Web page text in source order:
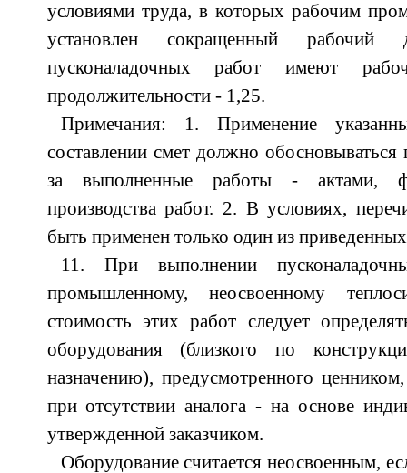
условиями труда, в которых рабочим
установлен сокращенный рабочий
пусконаладочных работ имеют
продолжительности - 1,25.
Примечания: 1. Применение
составлении смет должно обосновываться
за выполненные работы - актами,
производства работ. 2. В условиях,
быть применен только один из
11. При выполнении
промышленному, неосвоенному
стоимость этих работ следует
оборудования (близкого по
назначению), предусмотренного
при отсутствии аналога - на основе
утвержденной заказчиком.
Оборудование считается неосвоенным,